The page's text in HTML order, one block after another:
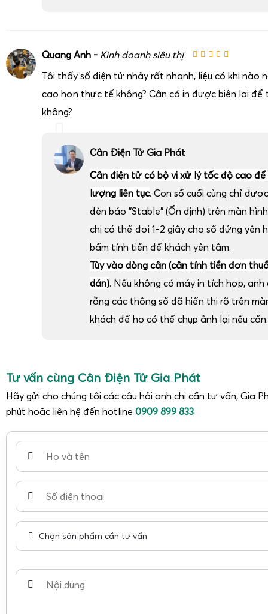
Quang Anh - Kinh doanh siêu thị
Tôi thấy số điện tử nhảy rất nhanh, liệu có khi nào
cao hơn thực tế không? Cân có in được biên lai để
không?
Cân Điện Tử Gia Phát
Cân điện tử có bộ vi xử lý tốc độ cao để
lượng liên tục. Con số cuối cùng chỉ
đèn báo "Stable" (Ổn định) trên màn
chị có thể đợi 1-2 giây cho số đứng yên
bấm tính tiền để khách yên tâm.
Tùy vào dòng cân (cân tính tiền đơn
dán). Nếu không có máy in tích hợp,
rằng các thông số đã hiển thị rõ trên
khách để họ có thể chụp ảnh lại nếu cần.
Tư vấn cùng Cân Điện Tử Gia Phát
Hãy gửi cho chúng tôi các câu hỏi anh chị cần tư vấn, Gia
phút hoặc liên hệ đến hotline 0909 899 833
Chọn sản phẩm cần tư vấn